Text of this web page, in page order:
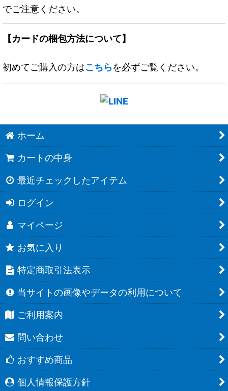
でご注意ください。
【カードの梱包方法について】
初めてご購入の方はこちらを必ずご覧ください。
ホーム
カートの中身
最近チェックしたアイテム
ログイン
マイページ
お気に入り
特定商取引法表示
当サイトの画像やデータの利用について
ご利用案内
問い合わせ
おすすめ商品
個人情報保護方針